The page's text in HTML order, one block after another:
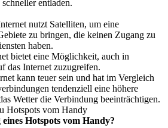
entladen.
nutzt Satelliten, um eine
zu bringen, die keinen Zugang zu
haben.
bietet eine Möglichkeit, auch in
das Internet zuzugreifen.
kann teuer sein und hat im Vergleich
tendenziell eine höhere
Wetter die Verbindung beeinträchtigen.
Hotspots vom Handy
Hotspots vom Handy?